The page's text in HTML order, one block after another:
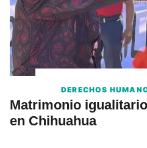
DERECHOS
Matrimonio
en Chihuahua